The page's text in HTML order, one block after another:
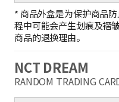
* 商品外盒是为保护商品
程中可能会产生划痕及褶
商品的退换理由。
NCT DREAM
RANDOM TRADING